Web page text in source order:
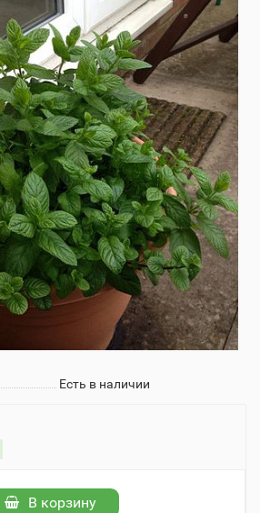
Есть в наличии
В корзину